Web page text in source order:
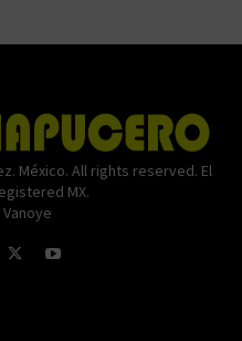
México. All rights reserved. El
MX.